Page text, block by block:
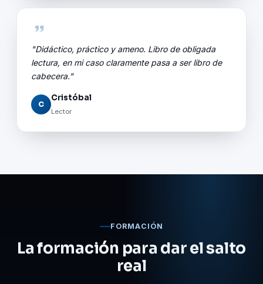
"Didáctico, práctico y ameno. Libro de obligada
lectura, en mi caso claramente pasa a ser libro de
cabecera."
C
Cristóbal
Lector
FORMACIÓN
La formación para dar el salto
real